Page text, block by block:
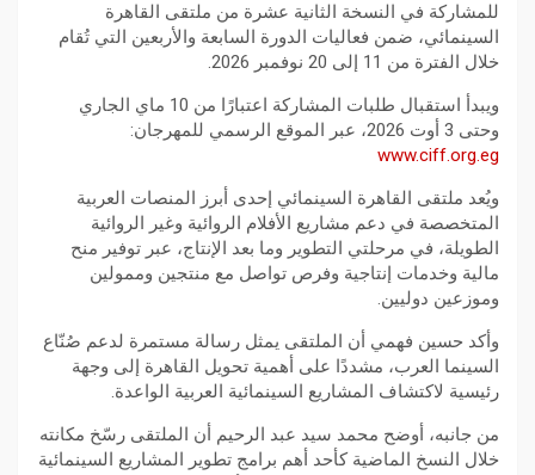
للمشاركة في النسخة الثانية عشرة من ملتقى القاهرة
السينمائي، ضمن فعاليات الدورة السابعة والأربعين التي تُقام
خلال الفترة من 11 إلى 20 نوفمبر 2026.
ويبدأ استقبال طلبات المشاركة اعتبارًا من 10 ماي الجاري
وحتى 3 أوت 2026، عبر الموقع الرسمي للمهرجان:
www.ciff.org.eg
ويُعد ملتقى القاهرة السينمائي إحدى أبرز المنصات العربية
المتخصصة في دعم مشاريع الأفلام الروائية وغير الروائية
الطويلة، في مرحلتي التطوير وما بعد الإنتاج، عبر توفير منح
مالية وخدمات إنتاجية وفرص تواصل مع منتجين وممولين
وموزعين دوليين.
وأكد حسين فهمي أن الملتقى يمثل رسالة مستمرة لدعم صُنّاع
السينما العرب، مشددًا على أهمية تحويل القاهرة إلى وجهة
رئيسية لاكتشاف المشاريع السينمائية العربية الواعدة.
من جانبه، أوضح محمد سيد عبد الرحيم أن الملتقى رسّخ مكانته
خلال النسخ الماضية كأحد أهم برامج تطوير المشاريع السينمائية